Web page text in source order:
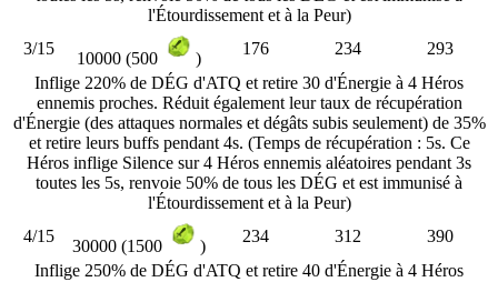
l'Étourdissement et à la Peur)
3/15
10000 (500 )
176 234
293
Inflige 220% de DÉG d'ATQ et retire 30 d'Énergie à 4 Héros
ennemis proches. Réduit également leur taux de récupération
d'Énergie (des attaques normales et dégâts subis seulement) de 35%
et retire leurs buffs pendant 4s. (Temps de récupération : 5s. Ce
Héros inflige Silence sur 4 Héros ennemis aléatoires pendant 3s
toutes les 5s, renvoie 50% de tous les DÉG et est immunisé à
l'Étourdissement et à la Peur)
4/15
30000 (1500 )
234 312
390
Inflige 250% de DÉG d'ATQ et retire 40 d'Énergie à 4 Héros